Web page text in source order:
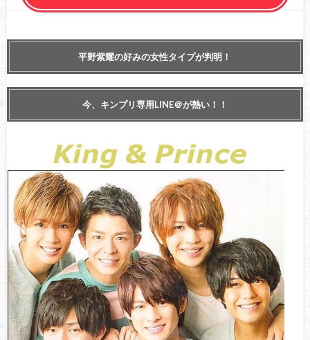
平野紫耀の好みの女性タイプが判明！
今、キンプリ専用LINE＠が熱い！！